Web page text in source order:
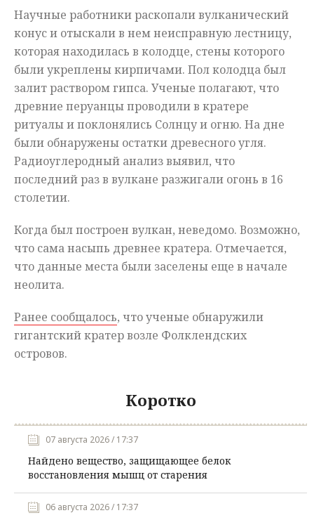
Научные работники раскопали вулканический
конус и отыскали в нем неисправную лестницу,
которая находилась в колодце, стены которого
были укреплены кирпичами. Пол колодца был
залит раствором гипса. Ученые полагают, что
древние перуанцы проводили в кратере
ритуалы и поклонялись Солнцу и огню. На дне
были обнаружены остатки древесного угля.
Радиоуглеродный анализ выявил, что
последний раз в вулкане разжигали огонь в 16
столетии.
Когда был построен вулкан, неведомо. Возможно,
что сама насыпь древнее кратера. Отмечается,
что данные места были заселены еще в начале
неолита.
Ранее сообщалось, что ученые обнаружили
гигантский кратер возле Фолклендских
островов.
Коротко
07 августа 2026 / 17:37
Найдено вещество, защищающее белок
восстановления мышц от старения
06 августа 2026 / 17:37